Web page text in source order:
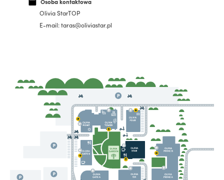
Olivia StarTOP
E-mail: taras@oliviastar.pl